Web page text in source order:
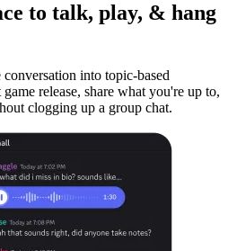
to talk, play, & hang
into topic-based
release, share what you're up to,
clogging up a group chat.